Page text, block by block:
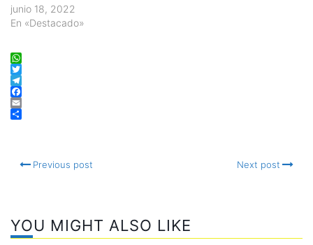
junio 18, 2022
En «Destacado»
WhatsApp
Twitter
Telegram
Facebook
Email
Previous post Next post
YOU MIGHT ALSO LIKE